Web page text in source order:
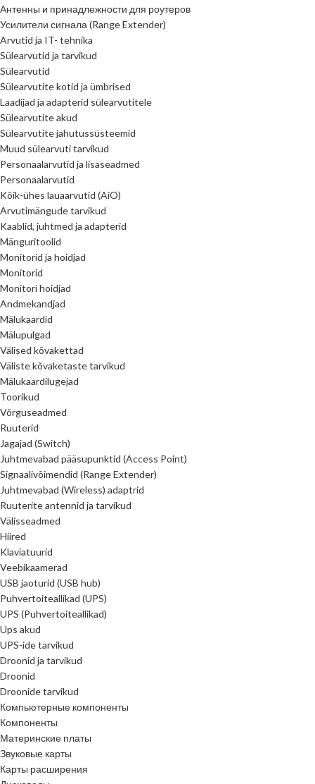
Антенны и принадлежности для роутеров
Усилители сигнала (Range Extender)
Arvutid ja IT- tehnika
Sülearvutid ja tarvikud
Sülearvutid
Sülearvutite kotid ja ümbrised
Laadijad ja adapterid sülearvutitele
Sülearvutite akud
Sülearvutite jahutussüsteemid
Muud sülearvuti tarvikud
Personaalarvutid ja lisaseadmed
Personaalarvutid
Kõik-ühes lauaarvutid (AiO)
Arvutimängude tarvikud
Kaablid, juhtmed ja adapterid
Mänguritoolid
Monitorid ja hoidjad
Monitorid
Monitori hoidjad
Andmekandjad
Mälukaardid
Mälupulgad
Välised kõvakettad
Väliste kõvaketaste tarvikud
Mälukaardilugejad
Toorikud
Võrguseadmed
Ruuterid
Jagajad (Switch)
Juhtmevabad pääsupunktid (Access Point)
Signaalivõimendid (Range Extender)
Juhtmevabad (Wireless) adaptrid
Ruuterite antennid ja tarvikud
Välisseadmed
Hiired
Klaviatuurid
Veebikaamerad
USB jaoturid (USB hub)
Puhvertoiteallikad (UPS)
UPS (Puhvertoiteallikad)
Ups akud
UPS-ide tarvikud
Droonid ja tarvikud
Droonid
Droonide tarvikud
Компьютерные компоненты
Компоненты
Материнские платы
Звуковые карты
Карты расширения